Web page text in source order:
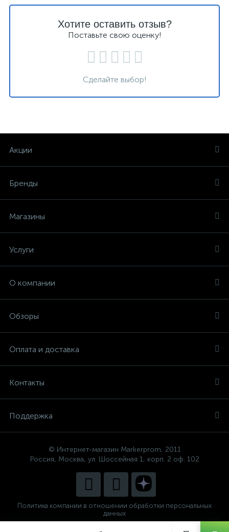
Хотите оставить отзыв?
Поставьте свою оценку!
Сделайте выбор!
Акции
Бренды
Магазины
Услуги
О компании
Обзоры
Оплата и доставка
Контакты
Поддержка
© Интернет-магазин Markerprom, 2011
Россия, Москва, ул. Шоссейная 1, корп. 2 оф. 102
Политика компании в отношении обработки персональных
данных